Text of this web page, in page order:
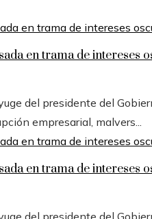
en trama de intereses
del presidente del
empresarial, malvers...
en trama de intereses
del presidente del